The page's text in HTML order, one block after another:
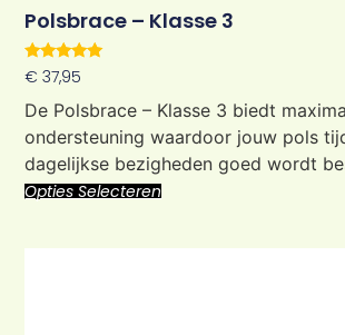
Polsbrace – Klasse 3
Waardering
5.00
uit 5
€ 37,95
De Polsbrace – Klasse 3 biedt
ondersteuning waardoor jouw pols
dagelijkse bezigheden goed wordt
Opties Selecteren